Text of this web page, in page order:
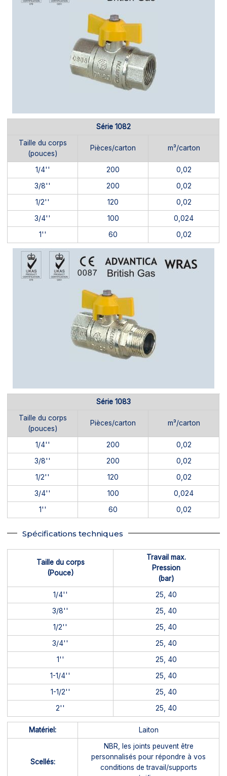
Série 1082
Taille du corps
(pouces)
Pièces/carton m³/carton
1/4'' 200
0,02
3/8''
200
0,02
1/2''
120
0,02
3/4''
100
0,024
1''
60 0,02
Série 1083
Taille du corps
(pouces)
Pièces/carton m³/carton
1/4'' 200
0,02
3/8''
200
0,02
1/2''
120
0,02
3/4''
100
0,024
1''
60 0,02
Spécifications techniques
Taille du corps
(Pouce)
Travail max.
Pression
(bar)
1/4''
25, 40
3/8''
25, 40
1/2''
25, 40
3/4''
25, 40
1''
25, 40
1-1/4''
25, 40
1-1/2''
25, 40
2''
25, 40
Matériel: Laiton
Scellés:
NBR, les joints peuvent être
personnalisés pour répondre à vos
conditions de travail/supports